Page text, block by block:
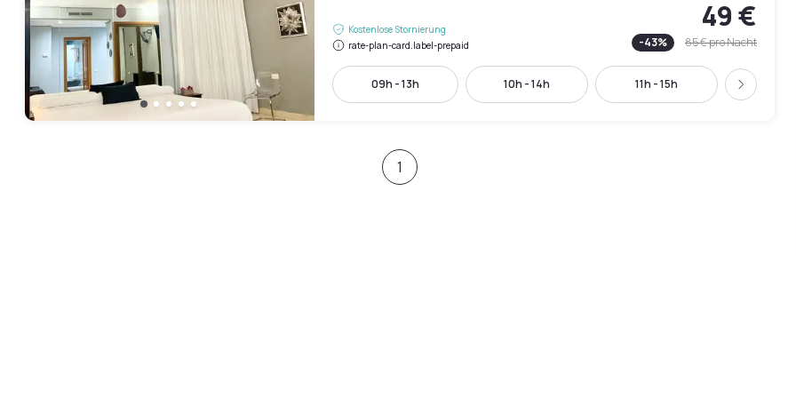
Kostenlose Stornierung
rate-plan-card.label-prepaid
49 €
-43% 85 €pro Nacht
09h - 13h 10h - 14h 11h - 15h Weiter
1